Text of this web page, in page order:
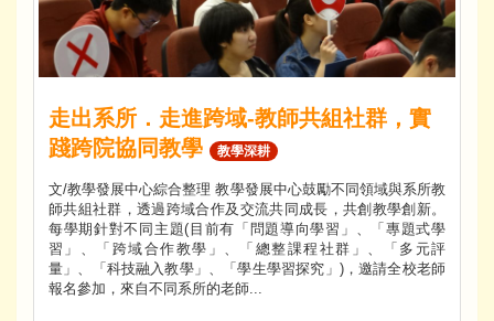
走出系所．走進跨域-教師共組社群，實
踐跨院協同教學
教學深耕
文/教學發展中心綜合整理 教學發展中心鼓勵不同領域與系所教
師共組社群，透過跨域合作及交流共同成長，共創教學創新。
每學期針對不同主題(目前有「問題導向學習」、「專題式學
習」、「跨域合作教學」、「總整課程社群」、「多元評
量」、「科技融入教學」、「學生學習探究」)，邀請全校老師
報名參加，來自不同系所的老師...